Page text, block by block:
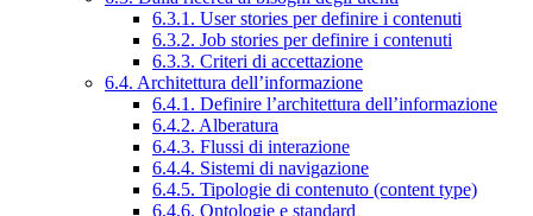
6.3.1. User stories per definire i contenuti
6.3.2. Job stories per definire i contenuti
6.3.3. Criteri di accettazione
6.4. Architettura dell’informazione
6.4.1. Definire l’architettura dell’informazione
6.4.2. Alberatura
6.4.3. Flussi di interazione
6.4.4. Sistemi di navigazione
6.4.5. Tipologie di contenuto (content type)
6.4.6. Ontologie e standard